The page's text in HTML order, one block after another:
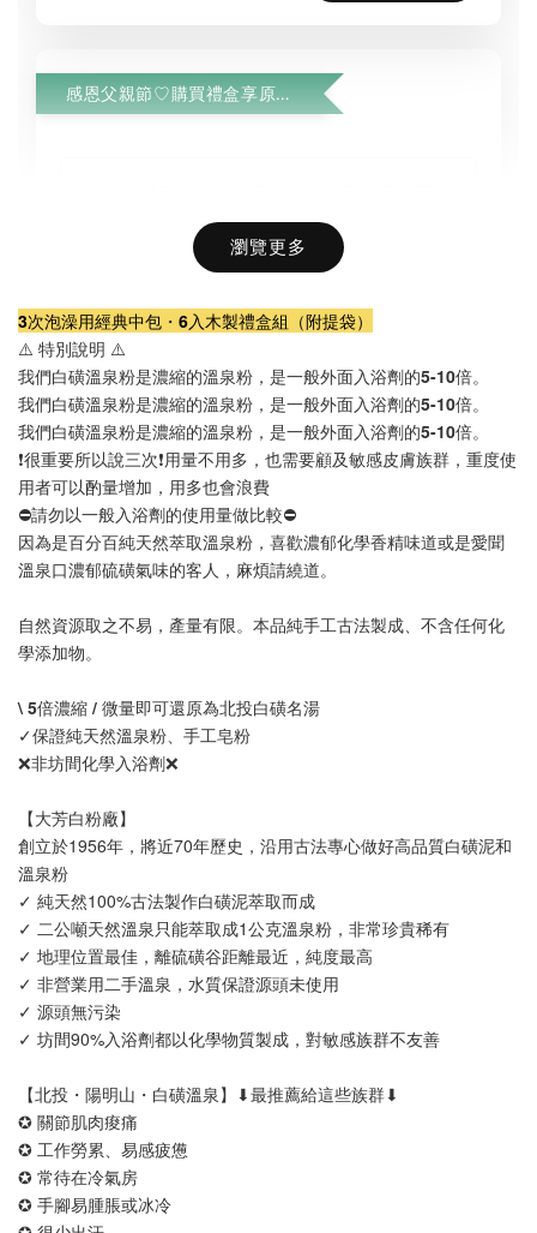
感恩父親節♡購買禮盒享原木湯瓢優惠加購$799
木手工製造一體成型泡湯水瓢附原木攪拌匙
NT$ 799
NT$ 899
瀏覽更多
3次泡澡用經典中包・6入木製禮盒組（附提袋）
⚠️ 特別說明 ⚠️
我們白磺溫泉粉是濃縮的溫泉粉，是一般外面入浴劑的5-10倍。
我們白磺溫泉粉是濃縮的溫泉粉，是一般外面入浴劑的5-10倍。
我們白磺溫泉粉是濃縮的溫泉粉，是一般外面入浴劑的5-10倍。
❗️很重要所以說三次❗️用量不用多，也需要顧及敏感皮膚族群，重度使
用者可以酌量增加，用多也會浪費
⛔️請勿以一般入浴劑的使用量做比較⛔️
因為是百分百純天然萃取溫泉粉，喜歡濃郁化學香精味道或是愛聞
溫泉口濃郁硫磺氣味的客人，麻煩請繞道。
自然資源取之不易，產量有限。本品純手工古法製成、不含任何化
學添加物。
\ 5倍濃縮 / 微量即可還原為北投白磺名湯
✓保證純天然溫泉粉、手工皂粉
❌非坊間化學入浴劑❌
【大芳白粉廠】
創立於1956年，將近70年歷史，沿用古法專心做好高品質白磺泥和
溫泉粉
✓ 純天然100%古法製作白磺泥萃取而成
✓ 二公噸天然溫泉只能萃取成1公克溫泉粉，非常珍貴稀有
✓ 地理位置最佳，離硫磺谷距離最近，純度最高
✓ 非營業用二手溫泉，水質保證源頭未使用
✓ 源頭無污染
✓ 坊間90%入浴劑都以化學物質製成，對敏感族群不友善
【北投・陽明山・白磺溫泉】⬇︎最推薦給這些族群⬇︎
✪ 關節肌肉痠痛
✪ 工作勞累、易感疲憊
✪ 常待在冷氣房
✪ 手腳易腫脹或冰冷